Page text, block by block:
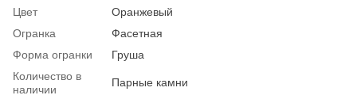
Цвет
Оранжевый
Огранка
Фасетная
Форма огранки
Груша
Количество в
наличии
Парные камни